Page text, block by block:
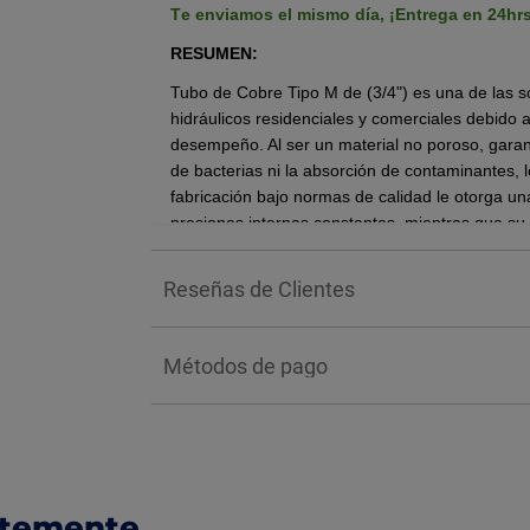
Te enviamos el mismo día, ¡Entrega en
RESUMEN:
Tubo de Cobre Tipo M de (3/4") es una de las
hidráulicos residenciales y comerciales debido
desempeño. Al ser un material no poroso,
de bacterias ni la absorción de
fabricación bajo normas de calidad le otorga
presiones internas constantes, mientras que
uniones y soldaduras, minimizando el riesgo
BENEFICIOS:
Su principal beneficio radica en la durabilidad
Gracias a su pared interna lisa, ofrece una
pérdidas de presión y evitando la acumulación
Reseñas de Clientes
Métodos de pago